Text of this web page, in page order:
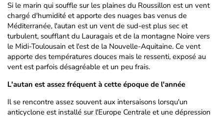
Si le marin qui souffle sur les plaines du Roussillon est un vent
chargé d'humidité et apporte des nuages bas venus de
Méditerranée, l'autan est un vent de sud-est plus sec et
turbulent, soufflant du Lauragais et de la montagne Noire vers
le Midi-Toulousain et l'est de la Nouvelle-Aquitaine. Ce vent
apporte des températures douces mais le ressenti, exposé au
vent est parfois désagréable et un peu frais.
L'autan est assez fréquent à cette époque de l'année
Il se rencontre assez souvent aux intersaisons lorsqu'un
anticyclone est installé sur l'Europe Centrale et une dépression